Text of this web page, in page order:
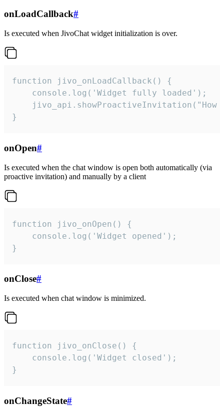
onLoadCallback#
Is executed when JivoChat widget initialization is over.
function jivo_onLoadCallback() {
    console.log('Widget fully loaded');
jivo_api.showProactiveInvitation("How
}
onOpen#
Is executed when the chat window is open both automatically (via
proactive invitation) and manually by a client
function jivo_onOpen() {
    console.log('Widget opened');
}
onClose#
Is executed when chat window is minimized.
function jivo_onClose() {
    console.log('Widget closed');
}
onChangeState#